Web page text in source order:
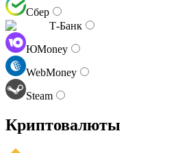
Сбер
Т-Банк
ЮMoney
WebMoney
Steam
Криптовалюты